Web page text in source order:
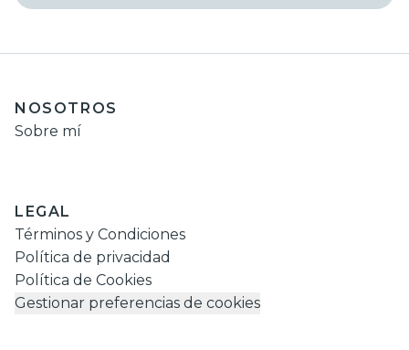
NOSOTROS
Sobre mí
LEGAL
Términos y Condiciones
Política de privacidad
Política de Cookies
Gestionar preferencias de cookies